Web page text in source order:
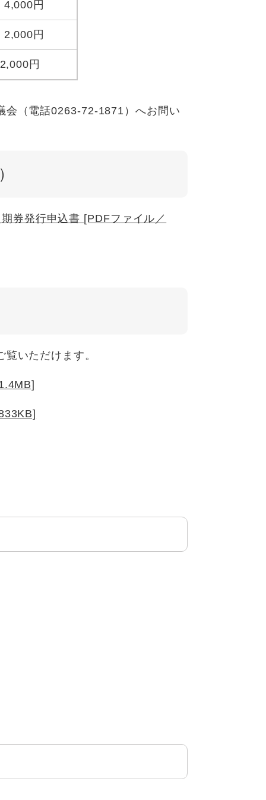
円
円
円
（電話0263-72-1871）へお問い
券発行申込書 [PDFファイル／
いただけます。